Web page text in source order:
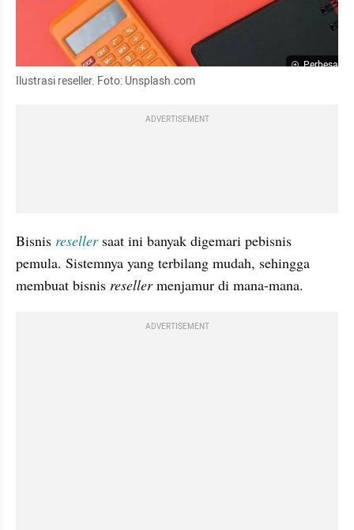
Perbesar
Ilustrasi reseller. Foto: Unsplash.com
ADVERTISEMENT
Bisnis reseller saat ini banyak digemari pebisnis
pemula. Sistemnya yang terbilang mudah, sehingga
membuat bisnis reseller menjamur di mana-mana.
ADVERTISEMENT